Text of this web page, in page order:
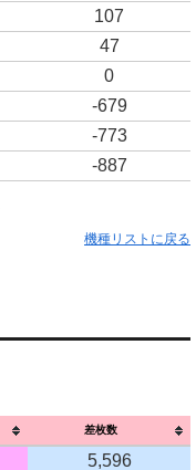
107
47
0
-679
-773
-887
機種リストに戻る
差枚数
5,596